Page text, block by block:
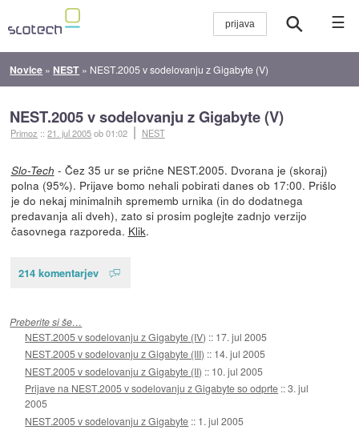
☰
Novice » NEST » NEST.2005 v sodelovanju z Gigabyte (V)
NEST.2005 v sodelovanju z Gigabyte (V)
Primoz ::21. jul 2005ob 01:02 NEST
Slo-Tech - Čez 35 ur se prične NEST.2005. Dvorana je (skoraj)
polna (95%). Prijave bomo nehali pobirati danes ob 17:00. Prišlo
je do nekaj minimalnih sprememb urnika (in do dodatnega
predavanja ali dveh), zato si prosim poglejte zadnjo verzijo
časovnega razporeda. Klik.
214 komentarjev
Preberite si še…
NEST.2005 v sodelovanju z Gigabyte (IV) :: 17. jul 2005
NEST.2005 v sodelovanju z Gigabyte (III) :: 14. jul 2005
NEST.2005 v sodelovanju z Gigabyte (II) :: 10. jul 2005
Prijave na NEST.2005 v sodelovanju z Gigabyte so odprte ::3. jul
2005
NEST.2005 v sodelovanju z Gigabyte :: 1. jul 2005